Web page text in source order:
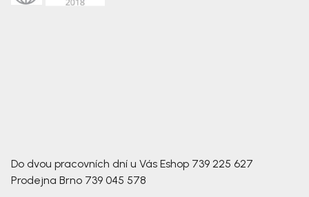
Do dvou pracovních dní u Vás Eshop 739 225 627
Prodejna Brno 739 045 578